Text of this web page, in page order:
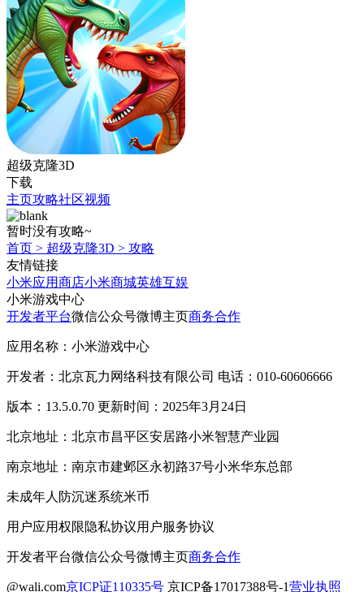
超级克隆3D
下载
主页攻略社区视频
暂时没有攻略~
首页 > 超级克隆3D > 攻略
友情链接
小米应用商店小米商城英雄互娱
小米游戏中心
开发者平台微信公众号微博主页商务合作
应用名称：小米游戏中心
开发者：北京瓦力网络科技有限公司 电话：010-60606666
版本：13.5.0.70 更新时间：2025年3月24日
北京地址：北京市昌平区安居路小米智慧产业园
南京地址：南京市建邺区永初路37号小米华东总部
未成年人防沉迷系统米币
用户应用权限隐私协议用户服务协议
开发者平台微信公众号微博主页商务合作
@wali.com京ICP证110335号 京ICP备17017388号-1营业执照